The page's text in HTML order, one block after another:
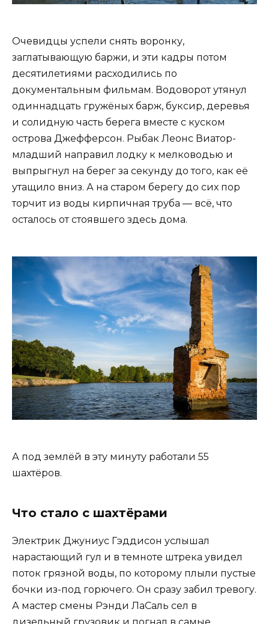
Очевидцы успели снять воронку,
заглатывающую баржи, и эти кадры потом
десятилетиями расходились по
документальным фильмам. Водоворот утянул
одиннадцать гружёных барж, буксир, деревья
и солидную часть берега вместе с куском
острова Джефферсон. Рыбак Леонс Виатор-
младший направил лодку к мелководью и
выпрыгнул на берег за секунду до того, как её
утащило вниз. А на старом берегу до сих пор
торчит из воды кирпичная труба — всё, что
осталось от стоявшего здесь дома.
А под землёй в эту минуту работали 55
шахтёров.
Что стало с шахтёрами
Электрик Джуниус Гэддисон услышал
нарастающий гул и в темноте штрека увидел
поток грязной воды, по которому плыли пустые
бочки из-под горючего. Он сразу забил тревогу.
А мастер смены Рэнди ЛаСаль сел в
дизельный грузовик и погнал в самые